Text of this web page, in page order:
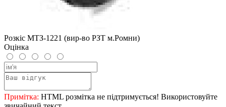
Розкіс МТЗ-1221 (вир-во РЗТ м.Ромни)
Оцінка
Примітка: HTML розмітка не підтримується! Використовуйте